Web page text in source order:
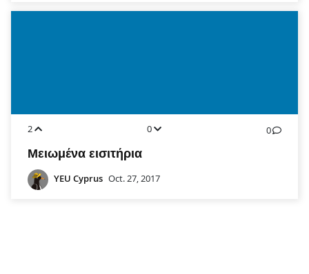
2 0 0
Μειωμένα εισιτήρια
YEU Cyprus Oct. 27, 2017